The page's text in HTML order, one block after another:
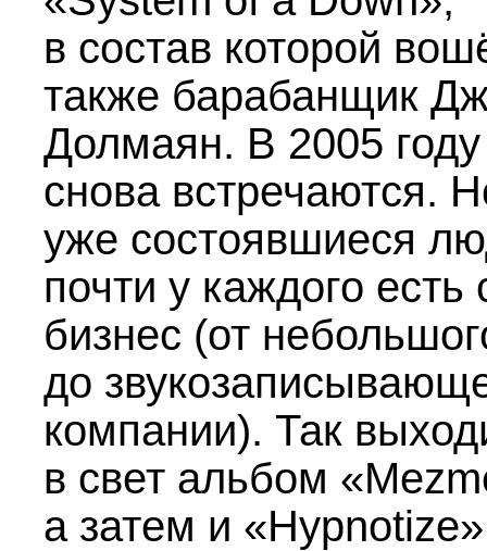
в состав которой
также барабанщик
Долмаян. В 2005
снова встречаются.
уже состоявшиеся
почти у каждого есть
бизнес (от
до
компании). Так
в свет альбом
а затем и